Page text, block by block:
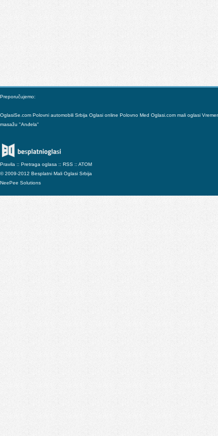
Preporučujemo:
OglasiSe.com Polovni automobili Srbija Oglasi online Polovno Med Oglasi.com mali oglasi
masažu "Anđela"
Pravila :: Pretraga oglasa :: RSS :: ATOM
© 2009-2012 Besplatni Mali Oglasi Srbija
NeePee Solutions